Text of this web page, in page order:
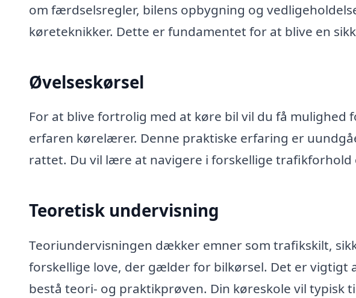
om færdselsregler, bilens opbygning og
køreteknikker. Dette er fundamentet for at blive en
Øvelseskørsel
For at blive fortrolig med at køre bil vil du få mulighed
erfaren kørelærer. Denne praktiske erfaring er
rattet. Du vil lære at navigere i forskellige
Teoretisk undervisning
Teoriundervisningen dækker emner som trafikskilt,
forskellige love, der gælder for bilkørsel. Det er vigtigt
bestå teori- og praktikprøven. Din køreskole vil typisk